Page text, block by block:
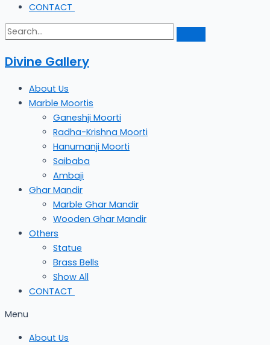
CONTACT
Divine Gallery
About Us
Marble Moortis
Ganeshji Moorti
Radha-Krishna Moorti
Hanumanji Moorti
Saibaba
Ambaji
Ghar Mandir
Marble Ghar Mandir
Wooden Ghar Mandir
Others
Statue
Brass Bells
Show All
CONTACT
Menu
About Us